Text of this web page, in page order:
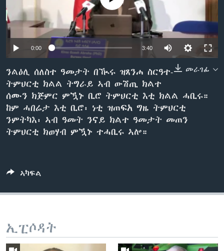
ቂሔ ጽልሚ
ቋንቋታት
0:00 3:40
መራገፊ
ንልዕሊ ሰለስተ ዓመታት በዂሩ ዝጸንሐ ስርዓተ-
ትምህርቲ ክልል ትግራይ ኣብ ውሽጢ ክልተ
ሰሙን ክጅምር ምዃኑ ቢሮ ትምህርቲ እቲ ክልል ሓቢሩ።
ከም ሓበሬታ እቲ ቢሮ፡ ነቲ ዝጠፍአ ግዜ ትምህርቲ
ንምትካእ፡ ኣብ ዓመት ንናይ ክልተ ዓመታት መጠን
ትምህርቲ ክወሃብ ምዃኑ ተሓቢሩ ኣሎ።
ኣካፍል
ኢፒሶዳት